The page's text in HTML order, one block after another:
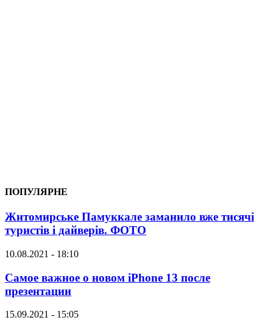
ПОПУЛЯРНЕ
Житомирське Памуккале заманило вже тисячі
туристів і дайверів. ФОТО
10.08.2021 - 18:10
Самое важное о новом iPhone 13 после
презентации
15.09.2021 - 15:05